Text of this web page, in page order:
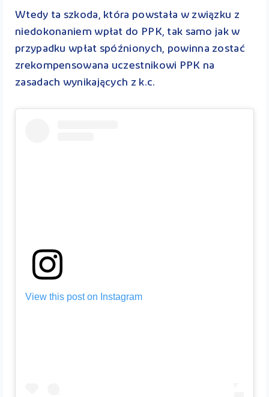
Wtedy ta szkoda, która powstała w związku z
niedokonaniem wpłat do PPK, tak samo jak w
przypadku wpłat spóźnionych, powinna zostać
zrekompensowana uczestnikowi PPK na
zasadach wynikających z k.c.
View this post on Instagram